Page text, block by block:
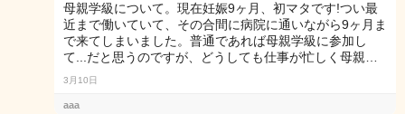
母親学級について。現在妊娠9ヶ月、初マタです!つい最
近まで働いていて、その合間に病院に通いながら9ヶ月ま
で来てしまいました。普通であれば母親学級に参加し
て...だと思うのですが、どうしても仕事が忙しく母親…
3月10日
aaa